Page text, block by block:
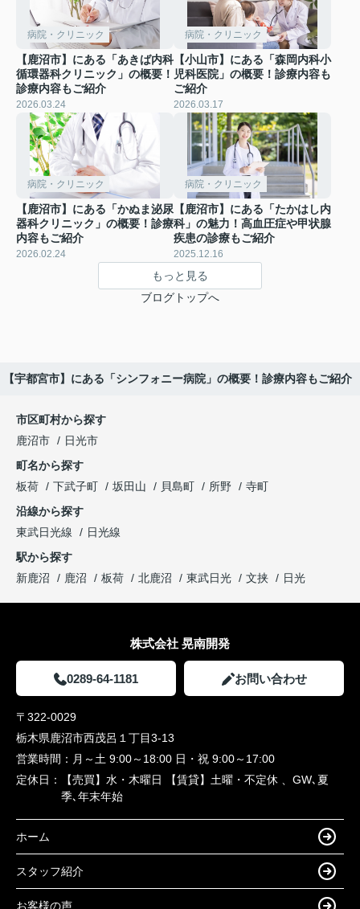
病院・クリニック
【鹿沼市】にある「あきば内科
循環器科クリニック」の概要！
診療内容もご紹介
2026.03.24
病院・クリニック
【小山市】にある「森岡内科小
児科医院」の概要！診療内容も
ご紹介
2026.03.17
病院・クリニック
【鹿沼市】にある「かぬま泌尿
器科クリニック」の概要！診療
内容もご紹介
2026.02.24
病院・クリニック
【鹿沼市】にある「たかはし内
科」の魅力！高血圧症や甲状腺
疾患の診療もご紹介
2025.12.16
もっと見る
ブログトップへ
【宇都宮市】にある「シンフォニー病院」の概要！診療内容もご紹介
市区町村から探す
鹿沼市
日光市
町名から探す
板荷
下武子町 坂田山 貝島町 所野
寺町
沿線から探す
東武日光線
日光線
駅から探す
新鹿沼
鹿沼 板荷 北鹿沼 東武日光 文挟 日光
株式会社 晃南開発
0289-64-1181 お問い合わせ
〒322-0029
栃木県鹿沼市西茂呂１丁目3-13
営業時間： 月～土 9:00～18:00 日・祝 9:00～17:00
定休日：
【売買】水・木曜日 【賃貸】土曜・不定休 、GW､夏
季､年末年始
ホーム
スタッフ紹介
お客様の声